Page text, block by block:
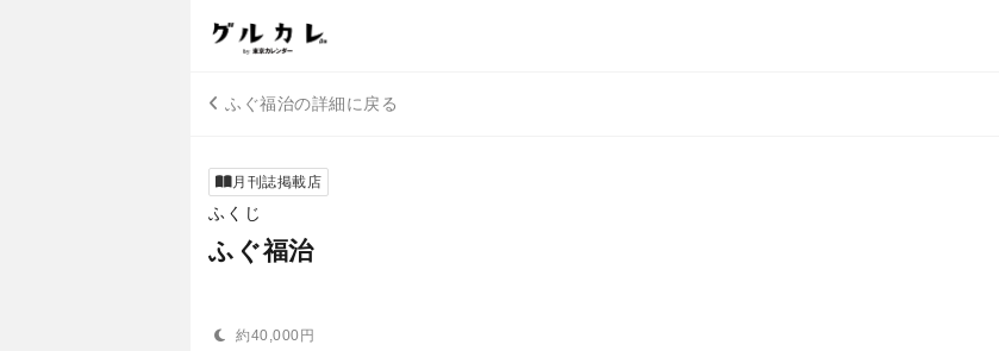
ふぐ福治の詳細に戻る
月刊誌掲載店
ふくじ
ふぐ福治
約40,000円